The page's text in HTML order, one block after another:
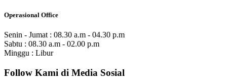
Operasional Office
Senin - Jumat : 08.30 a.m - 04.30 p.m
Sabtu : 08.30 a.m - 02.00 p.m
Minggu : Libur
Follow Kami di Media Sosial